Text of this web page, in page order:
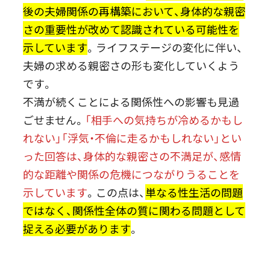
後の夫婦関係の再構築において、身体的な親密
さの重要性が改めて認識されている可能性を
示しています。ライフステージの変化に伴い、
夫婦の求める親密さの形も変化していくよう
です。
不満が続くことによる関係性への影響も見過
ごせません。 「相手への気持ちが冷めるかもし
れない」「浮気・不倫に走るかもしれない」とい
った回答は、身体的な親密さの不満足が、感情
的な距離や関係の危機につながりうることを
示しています。この点は、 単なる性生活の問題
ではなく、関係性全体の質に関わる問題として
捉える必要があります。